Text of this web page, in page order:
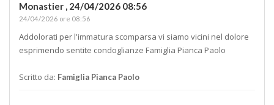
Monastier , 24/04/2026 08:56
24/04/2026 ore 08:56
Addolorati per l'immatura scomparsa vi siamo vicini nel dolore
esprimendo sentite condoglianze Famiglia Pianca Paolo
Scritto da: Famiglia Pianca Paolo